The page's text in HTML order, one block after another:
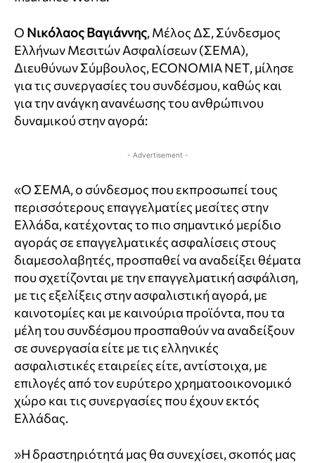
O ΝικόλαοςΒαγιάννης, Μέλος ΔΣ, Σύνδεσμος
Ελλήνων Μεσιτών Ασφαλίσεων (ΣΕΜΑ),
Διευθύνων Σύμβουλος, ECONOMIA NET, μίλησε
για τις συνεργασίες του συνδέσμου, καθώς και
για την ανάγκη ανανέωσης του ανθρώπινου
δυναμικού στην αγορά:
- Advertisement -
«Ο ΣΕΜΑ, ο σύνδεσμος που εκπροσωπεί τους
περισσότερους επαγγελματίες μεσίτες στην
Ελλάδα, κατέχοντας το πιο σημαντικό μερίδιο
αγοράς σε επαγγελματικές ασφαλίσεις στους
διαμεσολαβητές, προσπαθεί να αναδείξει θέματα
που σχετίζονται με την επαγγελματική ασφάλιση,
με τις εξελίξεις στην ασφαλιστική αγορά, με
καινοτομίες και με καινούρια προϊόντα, που τα
μέλη του συνδέσμου προσπαθούν να αναδείξουν
σε συνεργασία είτε με τις ελληνικές
ασφαλιστικές εταιρείες είτε, αντίστοιχα, με
επιλογές από τον ευρύτερο χρηματοοικονομικό
χώρο και τις συνεργασίες που έχουν εκτός
Ελλάδας.
»Η δραστηριότητά μας θα συνεχίσει, σκοπός μας